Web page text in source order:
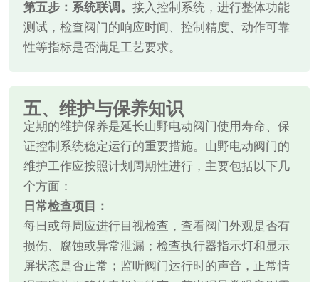
第五步：系统联调。接入控制系统，进行整体功能
测试，检查阀门的响应时间、控制精度、动作可靠
性等指标是否满足工艺要求。
五、维护与保养知识
定期的维护保养是延长山野电动阀门使用寿命、保
证控制系统稳定运行的重要措施。山野电动阀门的
维护工作应按照计划周期性进行，主要包括以下几
个方面：
日常检查项目：
每日或每周应进行目视检查，查看阀门外观是否有
损伤、腐蚀或异常泄漏；检查执行器指示灯和显示
屏状态是否正常；监听阀门运行时的声音，正常情